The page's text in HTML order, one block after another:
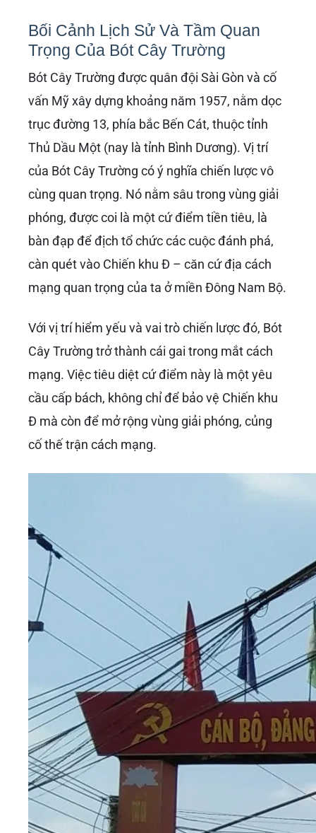
Bối Cảnh Lịch Sử Và Tầm Quan
Trọng Của Bót Cây Trường
Bót Cây Trường được quân đội Sài Gòn và cố
vấn Mỹ xây dựng khoảng năm 1957, nằm dọc
trục đường 13, phía bắc Bến Cát, thuộc tỉnh
Thủ Dầu Một (nay là tỉnh Bình Dương). Vị trí
của Bót Cây Trường có ý nghĩa chiến lược vô
cùng quan trọng. Nó nằm sâu trong vùng giải
phóng, được coi là một cứ điểm tiền tiêu, là
bàn đạp để địch tổ chức các cuộc đánh phá,
càn quét vào Chiến khu Đ – căn cứ địa cách
mạng quan trọng của ta ở miền Đông Nam Bộ.
Với vị trí hiểm yếu và vai trò chiến lược đó, Bót
Cây Trường trở thành cái gai trong mắt cách
mạng. Việc tiêu diệt cứ điểm này là một yêu
cầu cấp bách, không chỉ để bảo vệ Chiến khu
Đ mà còn để mở rộng vùng giải phóng, củng
cố thế trận cách mạng.